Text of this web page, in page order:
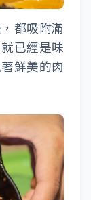
都吸附滿
已經是味
鮮美的肉